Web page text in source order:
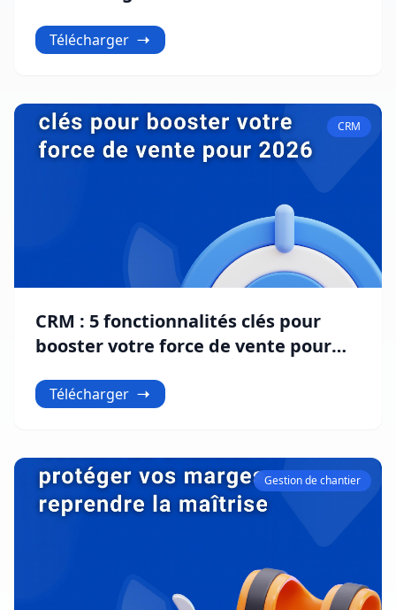
Télécharger
CRM
CRM : 5 fonctionnalités clés pour
booster votre force de vente pour
Télécharger
Gestion de chantier